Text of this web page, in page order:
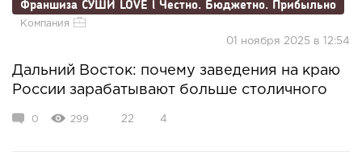
Франшиза СУШИ LOVE l Честно. Бюджетно. Прибыльно
Компания
01 ноября 2025 в 12:54
Дальний Восток: почему заведения на краю
России зарабатывают больше столичного
0 299 22 4